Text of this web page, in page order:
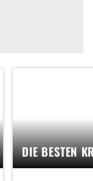
DIE BESTEN